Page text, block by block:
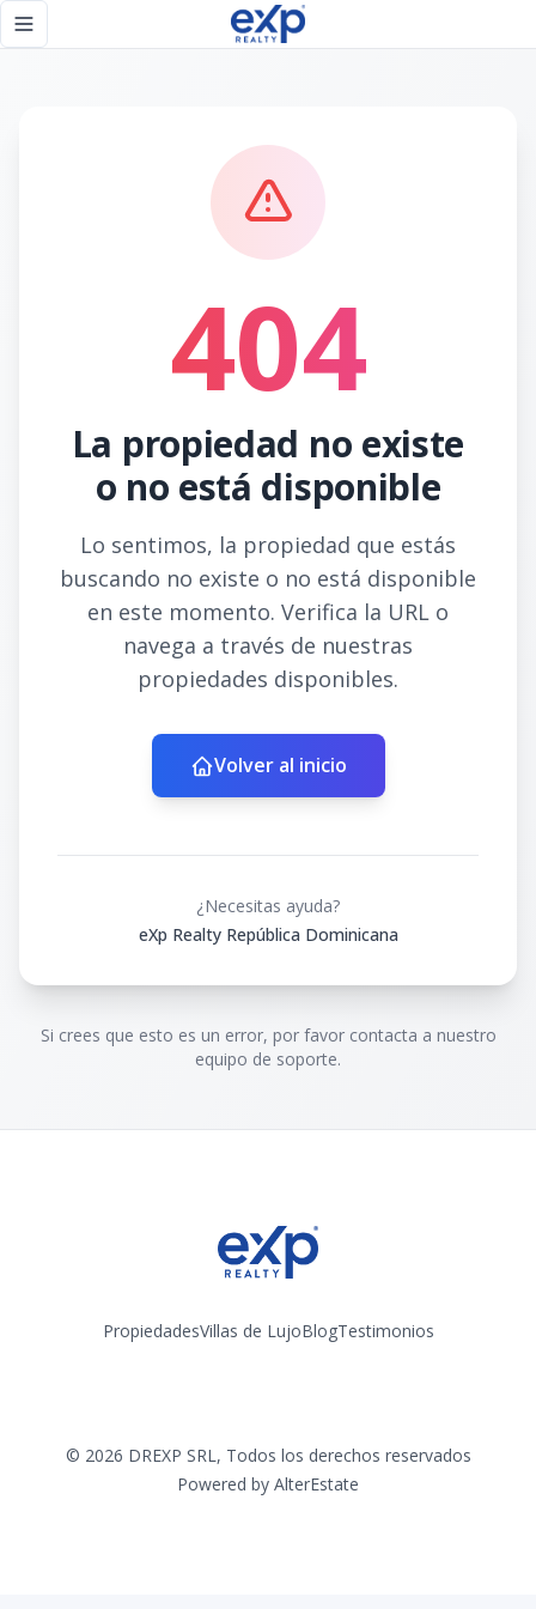
Toggle navigation menu
404
La propiedad no existe
o no está disponible
Lo sentimos, la propiedad que estás
buscando no existe o no está disponible
en este momento. Verifica la URL o
navega a través de nuestras
propiedades disponibles.
Volver al inicio
¿Necesitas ayuda?
eXp Realty República Dominicana
Si crees que esto es un error, por favor contacta a nuestro
equipo de soporte.
PropiedadesVillas de LujoBlogTestimonios
© 2026 DREXP SRL, Todos los derechos reservados
Powered by AlterEstate
Página no encontrada - eXp Realty República Dominicana